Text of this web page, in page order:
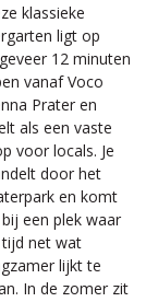
klassieke
ligt op
12 minuten
vanaf Voco
Prater en
als een vaste
voor locals. Je
door het
en komt
een plek waar
net wat
lijkt te
In de zomer zit